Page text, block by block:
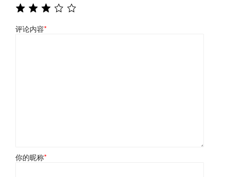
评论内容*
你的昵称*